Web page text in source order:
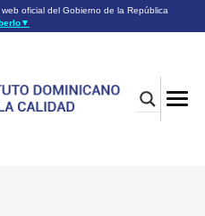
oficial del Gobierno de la República
▼
.gob.do o .gov.do
o .gov.do seguros utilizan
significa que estás conectado a un
o .gov.do. Comparte información
seguros de .gob.do o .gov.do.